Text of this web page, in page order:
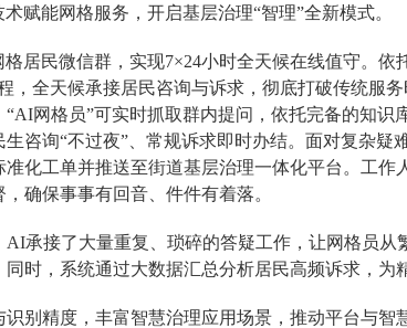
赋能网格服务，开启基层治理“智理”全新模式。
居民微信群，实现7×24小时全天候在线值守。
全天候承接居民咨询与诉求，彻底打破传统服
网格员”可实时抓取群内提问，依托完备的知
咨询“不过夜”、常规诉求即时办结。面对复杂疑
化工单并推送至街道基层治理一体化平台。工
确保事事有回音、件件有着落。
承接了大量重复、琐碎的答疑工作，让网格员
时，系统通过大数据汇总分析居民高频诉求，为
别精度，丰富智慧治理应用场景，推动平台与智